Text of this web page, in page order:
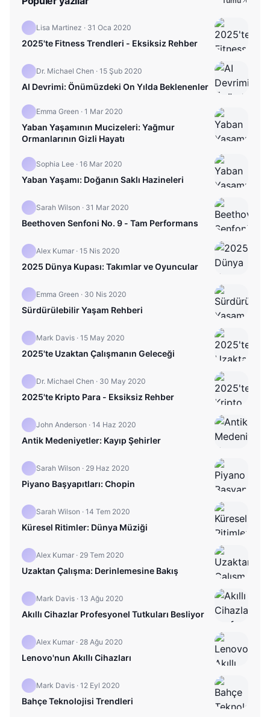
Lisa Martinez · 31 Oca 2020
2025'te Fitness Trendleri - Eksiksiz Rehber
Dr. Michael Chen · 15 Şub 2020
AI Devrimi: Önümüzdeki On Yılda Beklenenler
Emma Green · 1 Mar 2020
Yaban Yaşamının Mucizeleri: Yağmur
Ormanlarının Gizli Hayatı
Sophia Lee · 16 Mar 2020
Yaban Yaşamı: Doğanın Saklı Hazineleri
Sarah Wilson · 31 Mar 2020
Beethoven Senfoni No. 9 - Tam Performans
Alex Kumar · 15 Nis 2020
2025 Dünya Kupası: Takımlar ve Oyuncular
Emma Green · 30 Nis 2020
Sürdürülebilir Yaşam Rehberi
Mark Davis · 15 May 2020
2025'te Uzaktan Çalışmanın Geleceği
Dr. Michael Chen · 30 May 2020
2025'te Kripto Para - Eksiksiz Rehber
John Anderson · 14 Haz 2020
Antik Medeniyetler: Kayıp Şehirler
Sarah Wilson · 29 Haz 2020
Piyano Başyapıtları: Chopin
Sarah Wilson · 14 Tem 2020
Küresel Ritimler: Dünya Müziği
Alex Kumar · 29 Tem 2020
Uzaktan Çalışma: Derinlemesine Bakış
Mark Davis · 13 Ağu 2020
Akıllı Cihazlar Profesyonel Tutkuları Besliyor
Alex Kumar · 28 Ağu 2020
Lenovo'nun Akıllı Cihazları
Mark Davis · 12 Eyl 2020
Bahçe Teknolojisi Trendleri